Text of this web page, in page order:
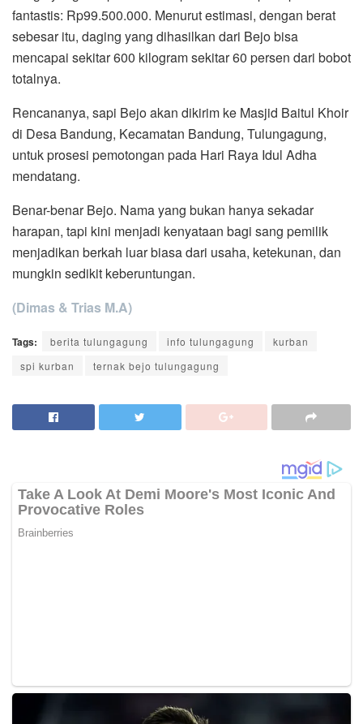
fantastis: Rp99.500.000. Menurut estimasi, dengan berat
sebesar itu, daging yang dihasilkan dari Bejo bisa
mencapai sekitar 600 kilogram sekitar 60 persen dari bobot
totalnya.
Rencananya, sapi Bejo akan dikirim ke Masjid Baitul Khoir
di Desa Bandung, Kecamatan Bandung, Tulungagung,
untuk prosesi pemotongan pada Hari Raya Idul Adha
mendatang.
Benar-benar Bejo. Nama yang bukan hanya sekadar
harapan, tapi kini menjadi kenyataan bagi sang pemilik
menjadikan berkah luar biasa dari usaha, ketekunan, dan
mungkin sedikit keberuntungan.
(Dimas & Trias M.A)
Tags: berita tulungagung info tulungagung
kurban
spi kurban
ternak bejo tulungagung